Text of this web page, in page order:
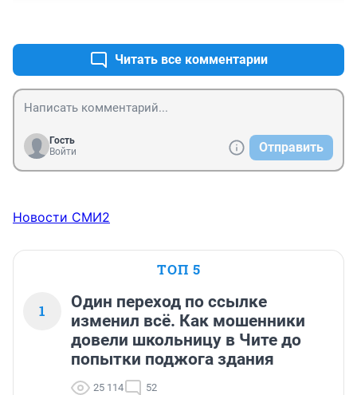
Читать все комментарии
Гость
Войти
Отправить
Новости СМИ2
ТОП 5
1
Один переход по ссылке
изменил всё. Как мошенники
довели школьницу в Чите до
попытки поджога здания
25 114 52